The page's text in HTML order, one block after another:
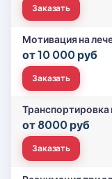
Заказать
Мотивация на
от 10 000 руб
Заказать
Транспортировка
от 8000 руб
Заказать